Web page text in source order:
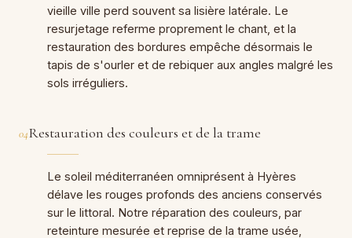
vieille ville perd souvent sa lisière latérale. Le
resurjetage referme proprement le chant, et la
restauration des bordures empêche désormais le
tapis de s'ourler et de rebiquer aux angles malgré les
sols irréguliers.
04Restauration des couleurs et de la trame
Le soleil méditerranéen omniprésent à Hyères
délave les rouges profonds des anciens conservés
sur le littoral. Notre réparation des couleurs, par
reteinture mesurée et reprise de la trame usée,